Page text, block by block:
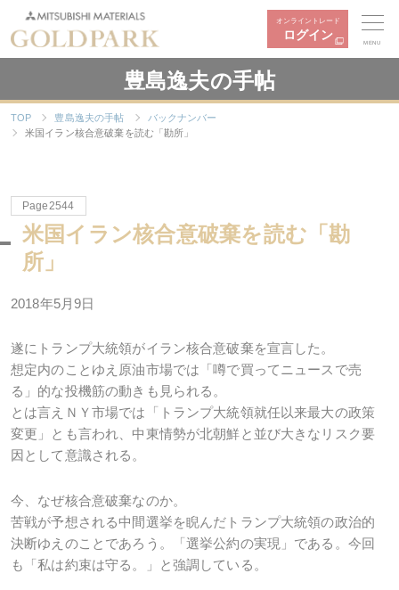
オンライントレード
ログイン
MENU
豊島逸夫の手帖
TOP 豊島逸夫の手帖
バックナンバー
米国イラン核合意破棄を読む「勘所」
Page2544
米国イラン核合意破棄を読む「勘
所」
2018年5月9日
遂にトランプ大統領がイラン核合意破棄を宣言した。
想定内のことゆえ原油市場では「噂で買ってニュースで売
る」的な投機筋の動きも見られる。
とは言えＮＹ市場では「トランプ大統領就任以来最大の政策
変更」とも言われ、中東情勢が北朝鮮と並び大きなリスク要
因として意識される。
今、なぜ核合意破棄なのか。
苦戦が予想される中間選挙を睨んだトランプ大統領の政治的
決断ゆえのことであろう。「選挙公約の実現」である。今回
も「私は約束は守る。」と強調している。